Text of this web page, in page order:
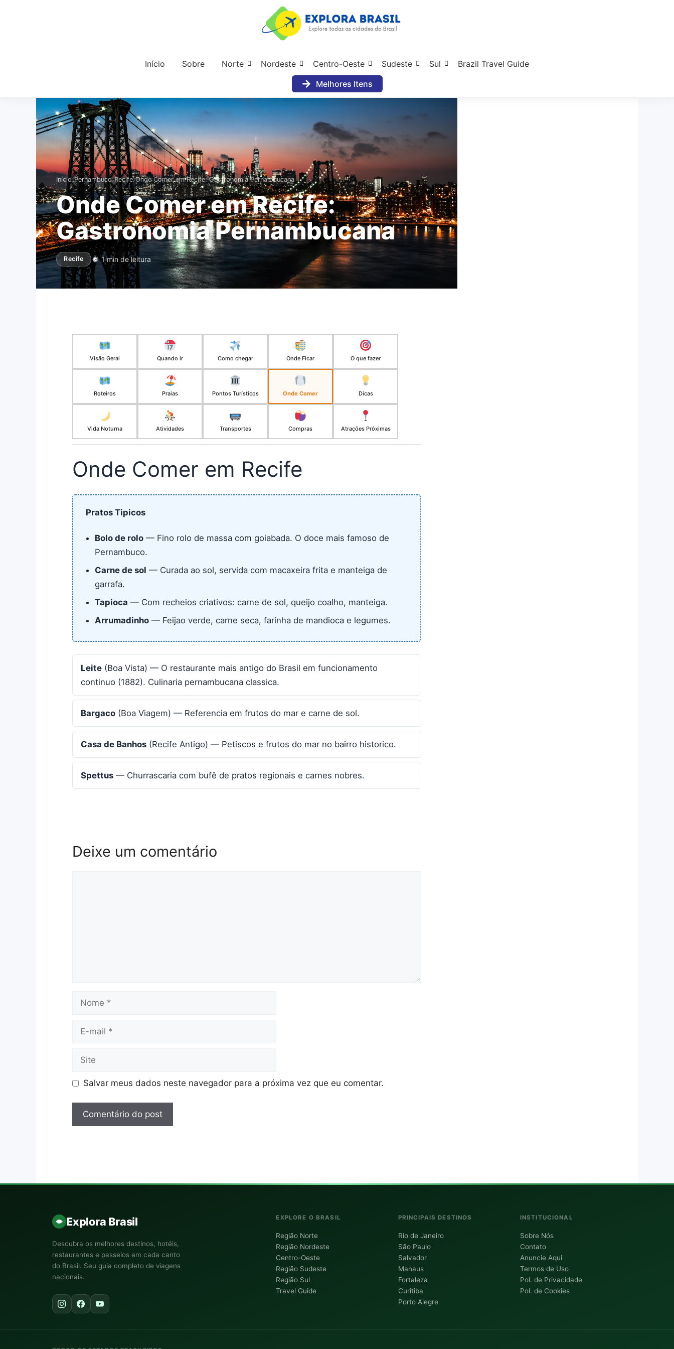
Início Sobre Norte Nordeste Centro-Oeste Sudeste Sul
Brazil Travel Guide
Melhores Itens
Início›Pernambuco›Recife›Onde Comer em Recife: Gastronomia Pernambucana
Onde Comer em Recife:
Gastronomia Pernambucana
Recife 1 min de leitura
Visão Geral Quando ir Como chegar Onde Ficar O que fazer
Roteiros Praias Pontos Turísticos Onde Comer Dicas
Vida Noturna Atividades Transportes Compras Atrações Próximas
Onde Comer em Recife
Pratos Tipicos
Bolo de rolo— Fino rolo de massa com goiabada. O doce mais famoso de
Pernambuco.
Carne de sol — Curada ao sol, servida com macaxeira frita e manteiga de
garrafa.
Tapioca — Com recheios criativos: carne de sol, queijo coalho, manteiga.
Arrumadinho— Feijao verde, carne seca, farinha de mandioca e legumes.
Leite (Boa Vista) — O restaurante mais antigo do Brasil em funcionamento
continuo (1882). Culinaria pernambucana classica.
Bargaco (Boa Viagem) — Referencia em frutos do mar e carne de sol.
Casa de Banhos (Recife Antigo) — Petiscos e frutos do mar no bairro historico.
Spettus — Churrascaria com bufê de pratos regionais e carnes nobres.
Deixe um comentário
Salvar meus dados neste navegador para a próxima vez que eu comentar.
Explora Brasil
Descubra os melhores destinos, hotéis,
restaurantes e passeios em cada canto
do Brasil. Seu guia completo de viagens
nacionais.
EXPLORE O BRASIL
Região Norte
Região Nordeste
Centro-Oeste
Região Sudeste
Região Sul
Travel Guide
PRINCIPAIS DESTINOS
Rio de Janeiro
São Paulo
Salvador
Manaus
Fortaleza
Curitiba
Porto Alegre
INSTITUCIONAL
Sobre Nós
Contato
Anuncie Aqui
Termos de Uso
Pol. de Privacidade
Pol. de Cookies